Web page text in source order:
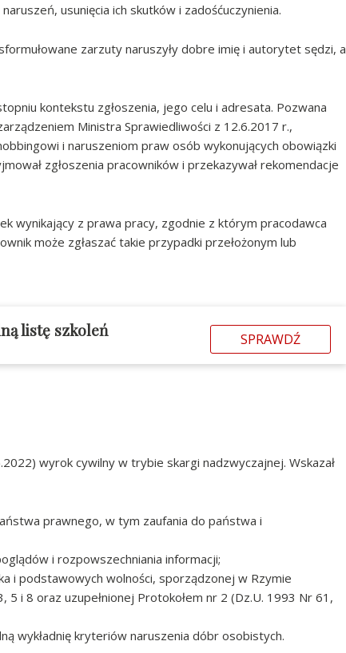
usunięcia ich skutków i zadośćuczynienia.
zarzuty naruszyły dobre imię i autorytet sędzi, a
kontekstu zgłoszenia, jego celu i adresata. Pozwana
Ministra Sprawiedliwości z 12.6.2017 r.,
i naruszeniom praw osób wykonujących obowiązki
zgłoszenia pracowników i przekazywał rekomendacje
wynikający z prawa pracy, zgodnie z którym pracodawca
może zgłaszać takie przypadki przełożonym lub
listę szkoleń SPRAWDŹ
wyrok cywilny w trybie skargi nadzwyczajnej. Wskazał
prawnego, w tym zaufania do państwa i
i rozpowszechniania informacji;
i podstawowych wolności, sporządzonej w Rzymie
5 i 8 oraz uzupełnionej Protokołem nr 2 (Dz.U. 1993 Nr 61,
wykładnię kryteriów naruszenia dóbr osobistych.